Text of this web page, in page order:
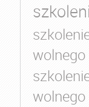
wolnego